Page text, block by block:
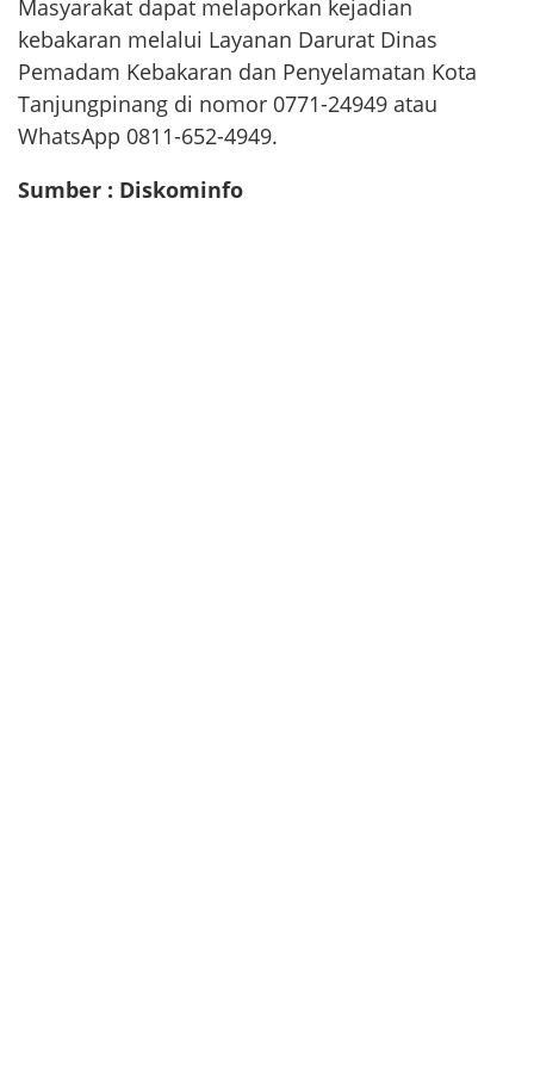
Masyarakat dapat melaporkan kejadian
kebakaran melalui Layanan Darurat Dinas
Pemadam Kebakaran dan Penyelamatan Kota
Tanjungpinang di nomor 0771-24949 atau
WhatsApp 0811-652-4949.
Sumber : Diskominfo